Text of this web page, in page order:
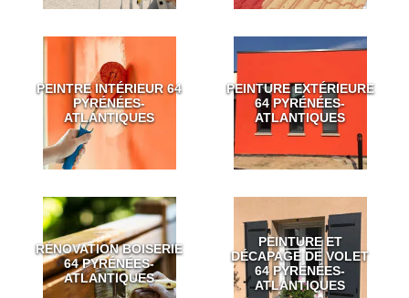
PEINTRE INTÉRIEUR 64
PYRÉNÉES-
ATLANTIQUES
PEINTURE EXTÉRIEURE
64 PYRÉNÉES-
ATLANTIQUES
RÉNOVATION BOISERIE
64 PYRÉNÉES-
ATLANTIQUES
PEINTURE ET
DÉCAPAGE DE VOLET
64 PYRÉNÉES-
ATLANTIQUES